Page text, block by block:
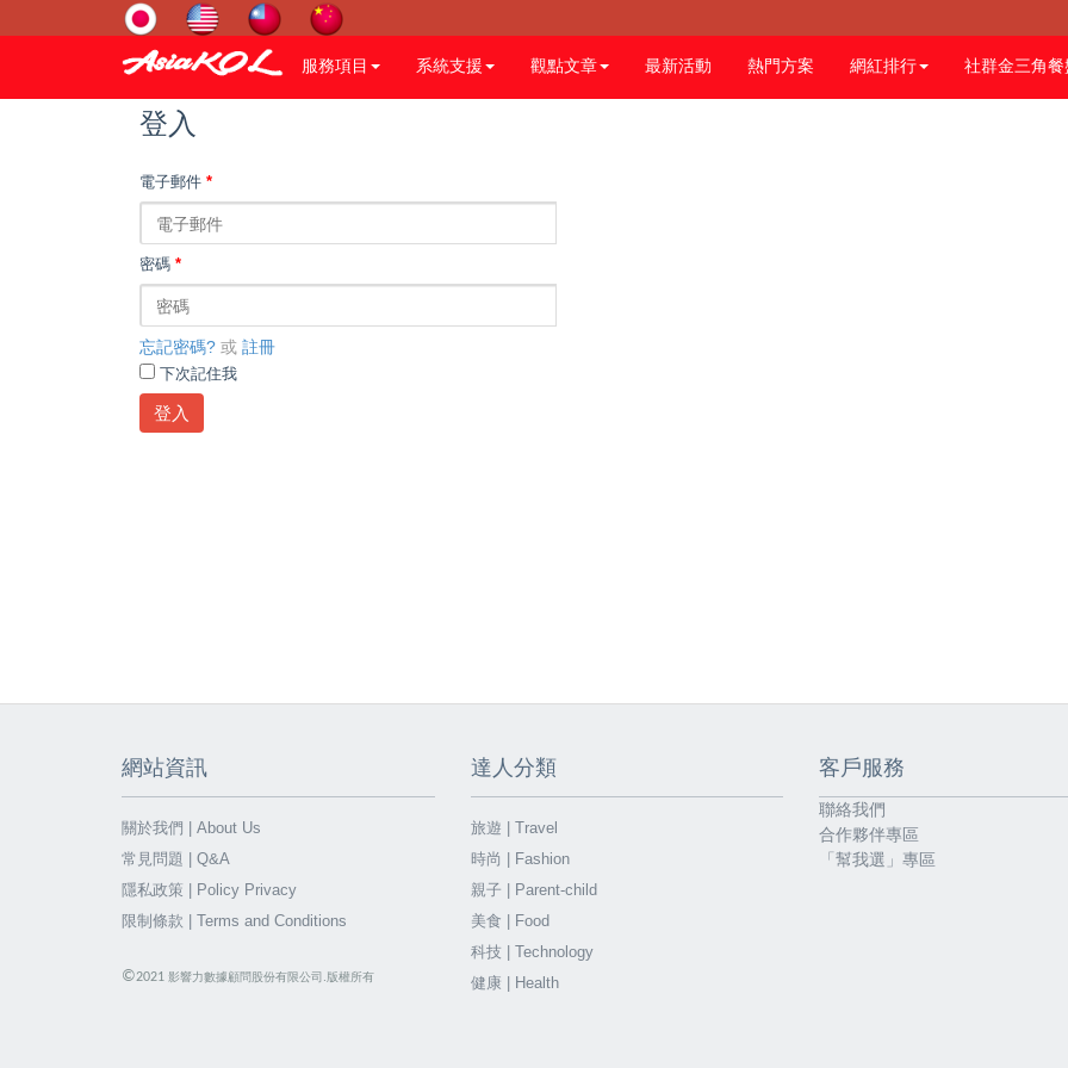
服務項目 系統支援 觀點文章 最新活動 熱門方案 網紅排行 社群金三角
登入
電子郵件 *
密碼 *
忘記密碼? 或 註冊
下次記住我
登入
網站資訊
關於我們 | About Us
常見問題 | Q&A
隱私政策 | Policy Privacy
限制條款 | Terms and Conditions
©2021 影響力數據顧問股份有限公司.版權所有
達人分類
旅遊 | Travel
時尚 | Fashion
親子 | Parent-child
美食 | Food
科技 | Technology
健康 | Health
客戶服務
聯絡我們
合作夥伴專區
「幫我選」專區